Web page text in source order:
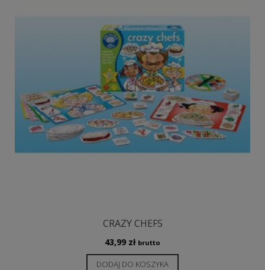
CRAZY CHEFS
43,99 zł brutto
DODAJ DO KOSZYKA